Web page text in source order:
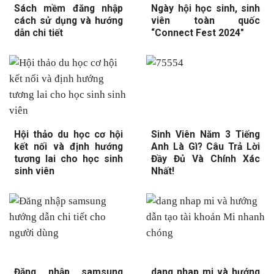
Sách mềm đăng nhập
cách sử dụng và hướng
dẫn chi tiết
Ngày hội học sinh, sinh
viên toàn quốc
“Connect Fest 2024″
Hội thảo du học cơ hội
kết nối và định hướng
tương lai cho học sinh
sinh viên
Sinh Viên Năm 3 Tiếng
Anh Là Gì? Câu Trả Lời
Đầy Đủ Và Chính Xác
Nhất!